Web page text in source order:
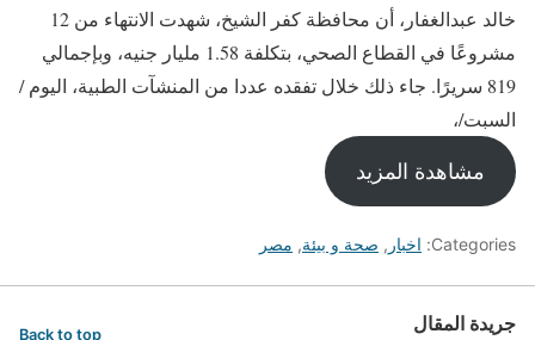
خالد عبدالغفار، أن محافظة كفر الشيخ، شهدت الانتهاء من 12
مشروعًا في القطاع الصحي، بتكلفة 1.58 مليار جنيه، وبإجمالي
819 سريرًا. جاء ذلك خلال تفقده عددا من المنشآت الطبية، اليوم /
السبت/،
مشاهدة المزيد
Categories: اخبار , صحة و بيئة, مصر
جريدة المقال Back to top